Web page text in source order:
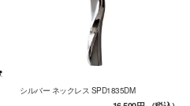
シルバー ネックレス SPD1835DM